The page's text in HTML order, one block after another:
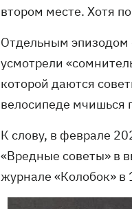
втором месте. Хотя
Отдельным эпизодом
усмотрели
которой даются
велосипеде мчишься
К слову, в феврале
«Вредные советы» в
журнале «Колобок»